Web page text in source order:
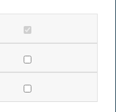
Subseiten von 3D
(PDF)
Cookies zulassen
Cookies zulassen
Cookies zulassen